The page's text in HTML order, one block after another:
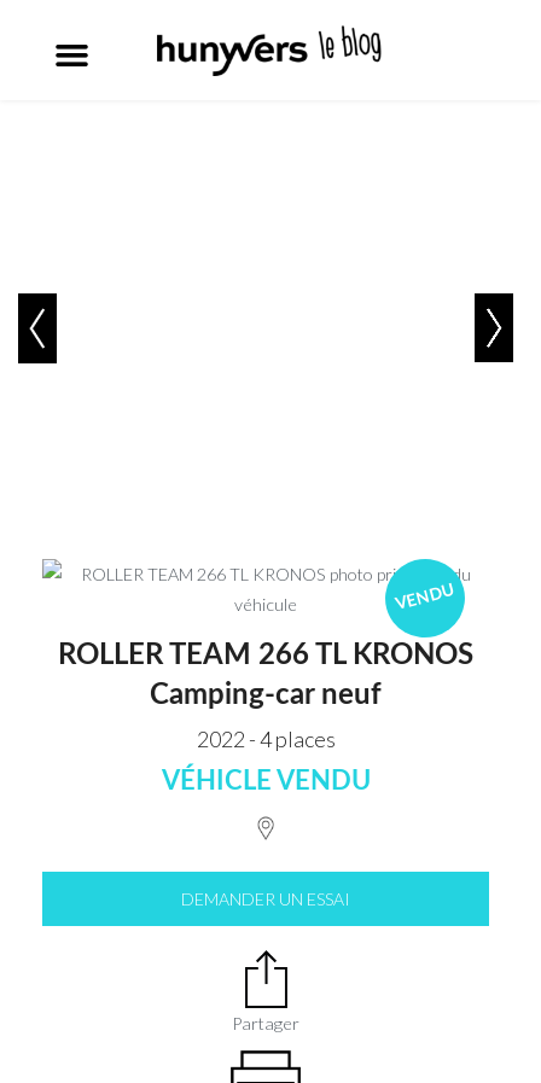
VENDU
ROLLER TEAM 266 TL KRONOS
Camping-car neuf
2022 - 4 places
VÉHICLE VENDU
DEMANDER UN ESSAI
Partager